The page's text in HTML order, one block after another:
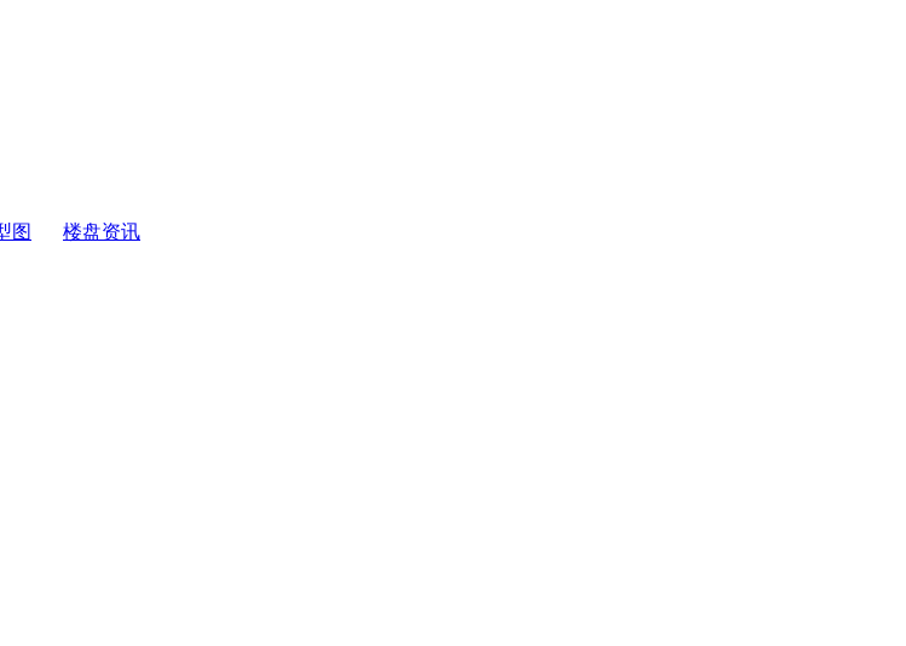
图 楼盘资讯